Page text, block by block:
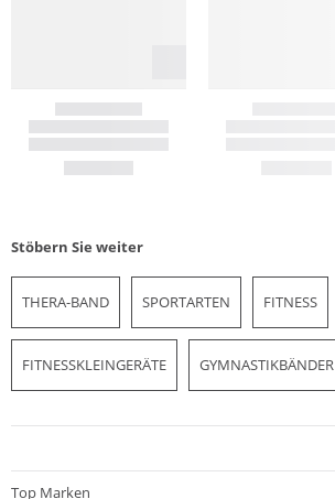
Stöbern Sie weiter
THERA-BAND SPORTARTEN FITNESS
FITNESSKLEINGERÄTE GYMNASTIKBÄNDER
Top Marken